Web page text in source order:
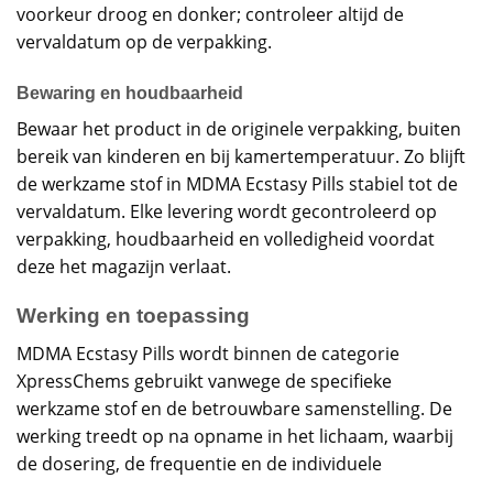
voorkeur droog en donker; controleer altijd de
vervaldatum op de verpakking.
Bewaring en houdbaarheid
Bewaar het product in de originele verpakking, buiten
bereik van kinderen en bij kamertemperatuur. Zo blijft
de werkzame stof in MDMA Ecstasy Pills stabiel tot de
vervaldatum. Elke levering wordt gecontroleerd op
verpakking, houdbaarheid en volledigheid voordat
deze het magazijn verlaat.
Werking en toepassing
MDMA Ecstasy Pills wordt binnen de categorie
XpressChems gebruikt vanwege de specifieke
werkzame stof en de betrouwbare samenstelling. De
werking treedt op na opname in het lichaam, waarbij
de dosering, de frequentie en de individuele